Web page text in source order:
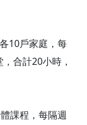
10戶家庭，每
合計20小時，
課程，每隔週